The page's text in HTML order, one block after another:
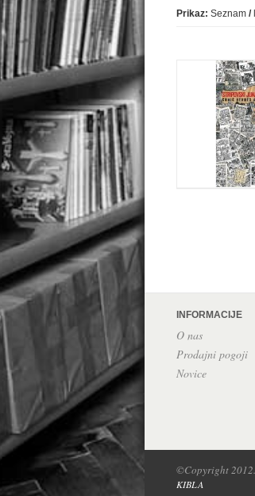
Prikaz: Seznam /
INFORMACIJE
O nas
Prodajni pogoji
Novice
©Copyright
KIBLA